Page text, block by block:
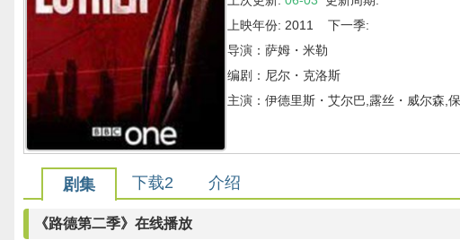
上映年份: 2011 下一季:
导演：萨姆・米勒
编剧：尼尔・克洛斯
主演：伊德里斯・艾尔巴,露丝・威尔森,
剧集 下载2 介绍
《路德第二季》在线播放